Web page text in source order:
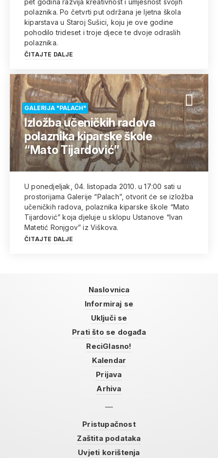
pet godina razvija kreativnost i umješnost svojih
polaznika. Po četvrti put održana je ljetna škola
kiparstava u Staroj Sušici, koju je ove godine
pohodilo trideset i troje djece te dvoje odraslih
polaznika.
ČITAJTE DALJE
GALERIJA "PALACH"
Izložba učeničkih radova
polaznika kiparske škole
“Mato Tijardović”
U ponedjeljak, 04. listopada 2010. u 17:00 sati u
prostorijama Galerije “Palach”, otvorit će se izložba
učeničkih radova, polaznika kiparske škole “Mato
Tijardović” koja djeluje u sklopu Ustanove “Ivan
Matetić Ronjgov” iz Viškova.
ČITAJTE DALJE
Naslovnica
Informiraj se
Uključi se
Prati što se događa
ReciGlasno!
Kalendar
Prijava
Arhiva
Pristupačnost
Zaštita podataka
Uvjeti korištenja